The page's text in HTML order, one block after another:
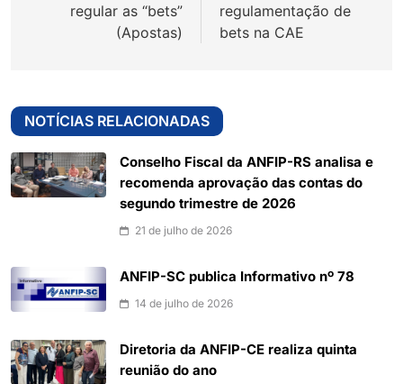
regular as “bets”
(Apostas)
regulamentação de
bets na CAE
NOTÍCIAS RELACIONADAS
Conselho Fiscal da ANFIP-RS analisa e
recomenda aprovação das contas do
segundo trimestre de 2026
21 de julho de 2026
ANFIP-SC publica Informativo nº 78
14 de julho de 2026
Diretoria da ANFIP-CE realiza quinta
reunião do ano